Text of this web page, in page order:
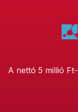
A nettó 5 millió